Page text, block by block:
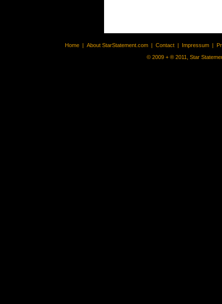
Home | About StarStatement.com | Contact | Impressum |
© 2009 + ® 2011, Star